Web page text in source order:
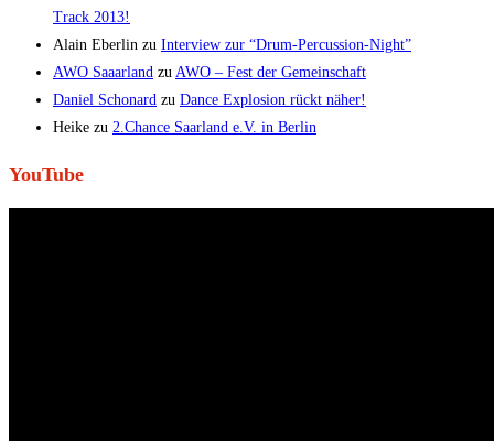
Track 2013!
Alain Eberlin zu Interview zur “Drum-Percussion-Night”
AWO Saaarland zu AWO – Fest der Gemeinschaft
Daniel Schonard zu Dance Explosion rückt näher!
Heike zu 2.Chance Saarland e.V. in Berlin
YouTube